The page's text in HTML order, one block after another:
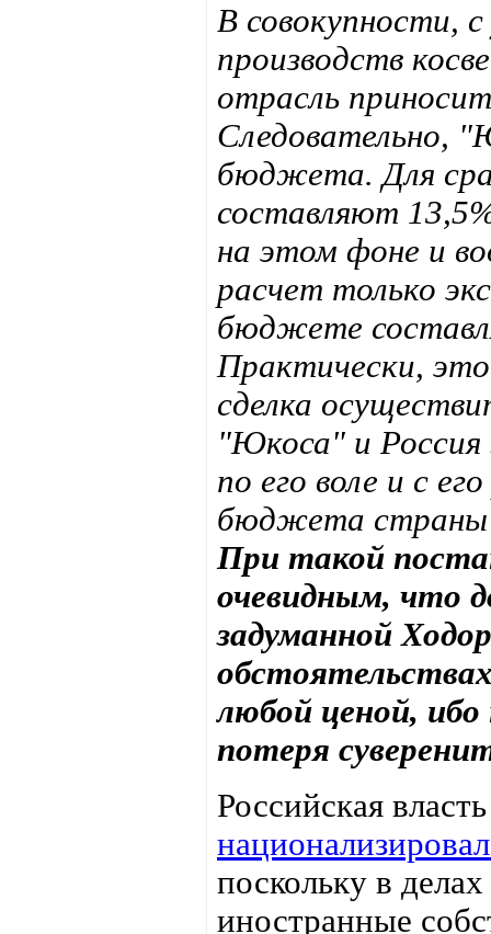
В совокупности,
производств
отрасль
Следовательно,
бюджета. Для
составляют
на этом фоне и
расчет только
бюджете
Практически,
сделка
"Юкоса" и
по его воле и с
бюджета страны
При такой
очевидным, что
задуманной
любой ценой,
потеря
Российская
поскольку в
иностранные